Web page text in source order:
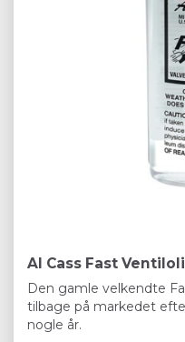
Al Cass Fast
Den gamle velkendte
tilbage på markedet
nogle år.